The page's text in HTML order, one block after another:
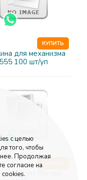
с целью
того, чтобы
Продолжая
согласие на
КУПИТЬ
для механизма
555 100 шт/уп
КУПИТЬ
10 мм (белая)